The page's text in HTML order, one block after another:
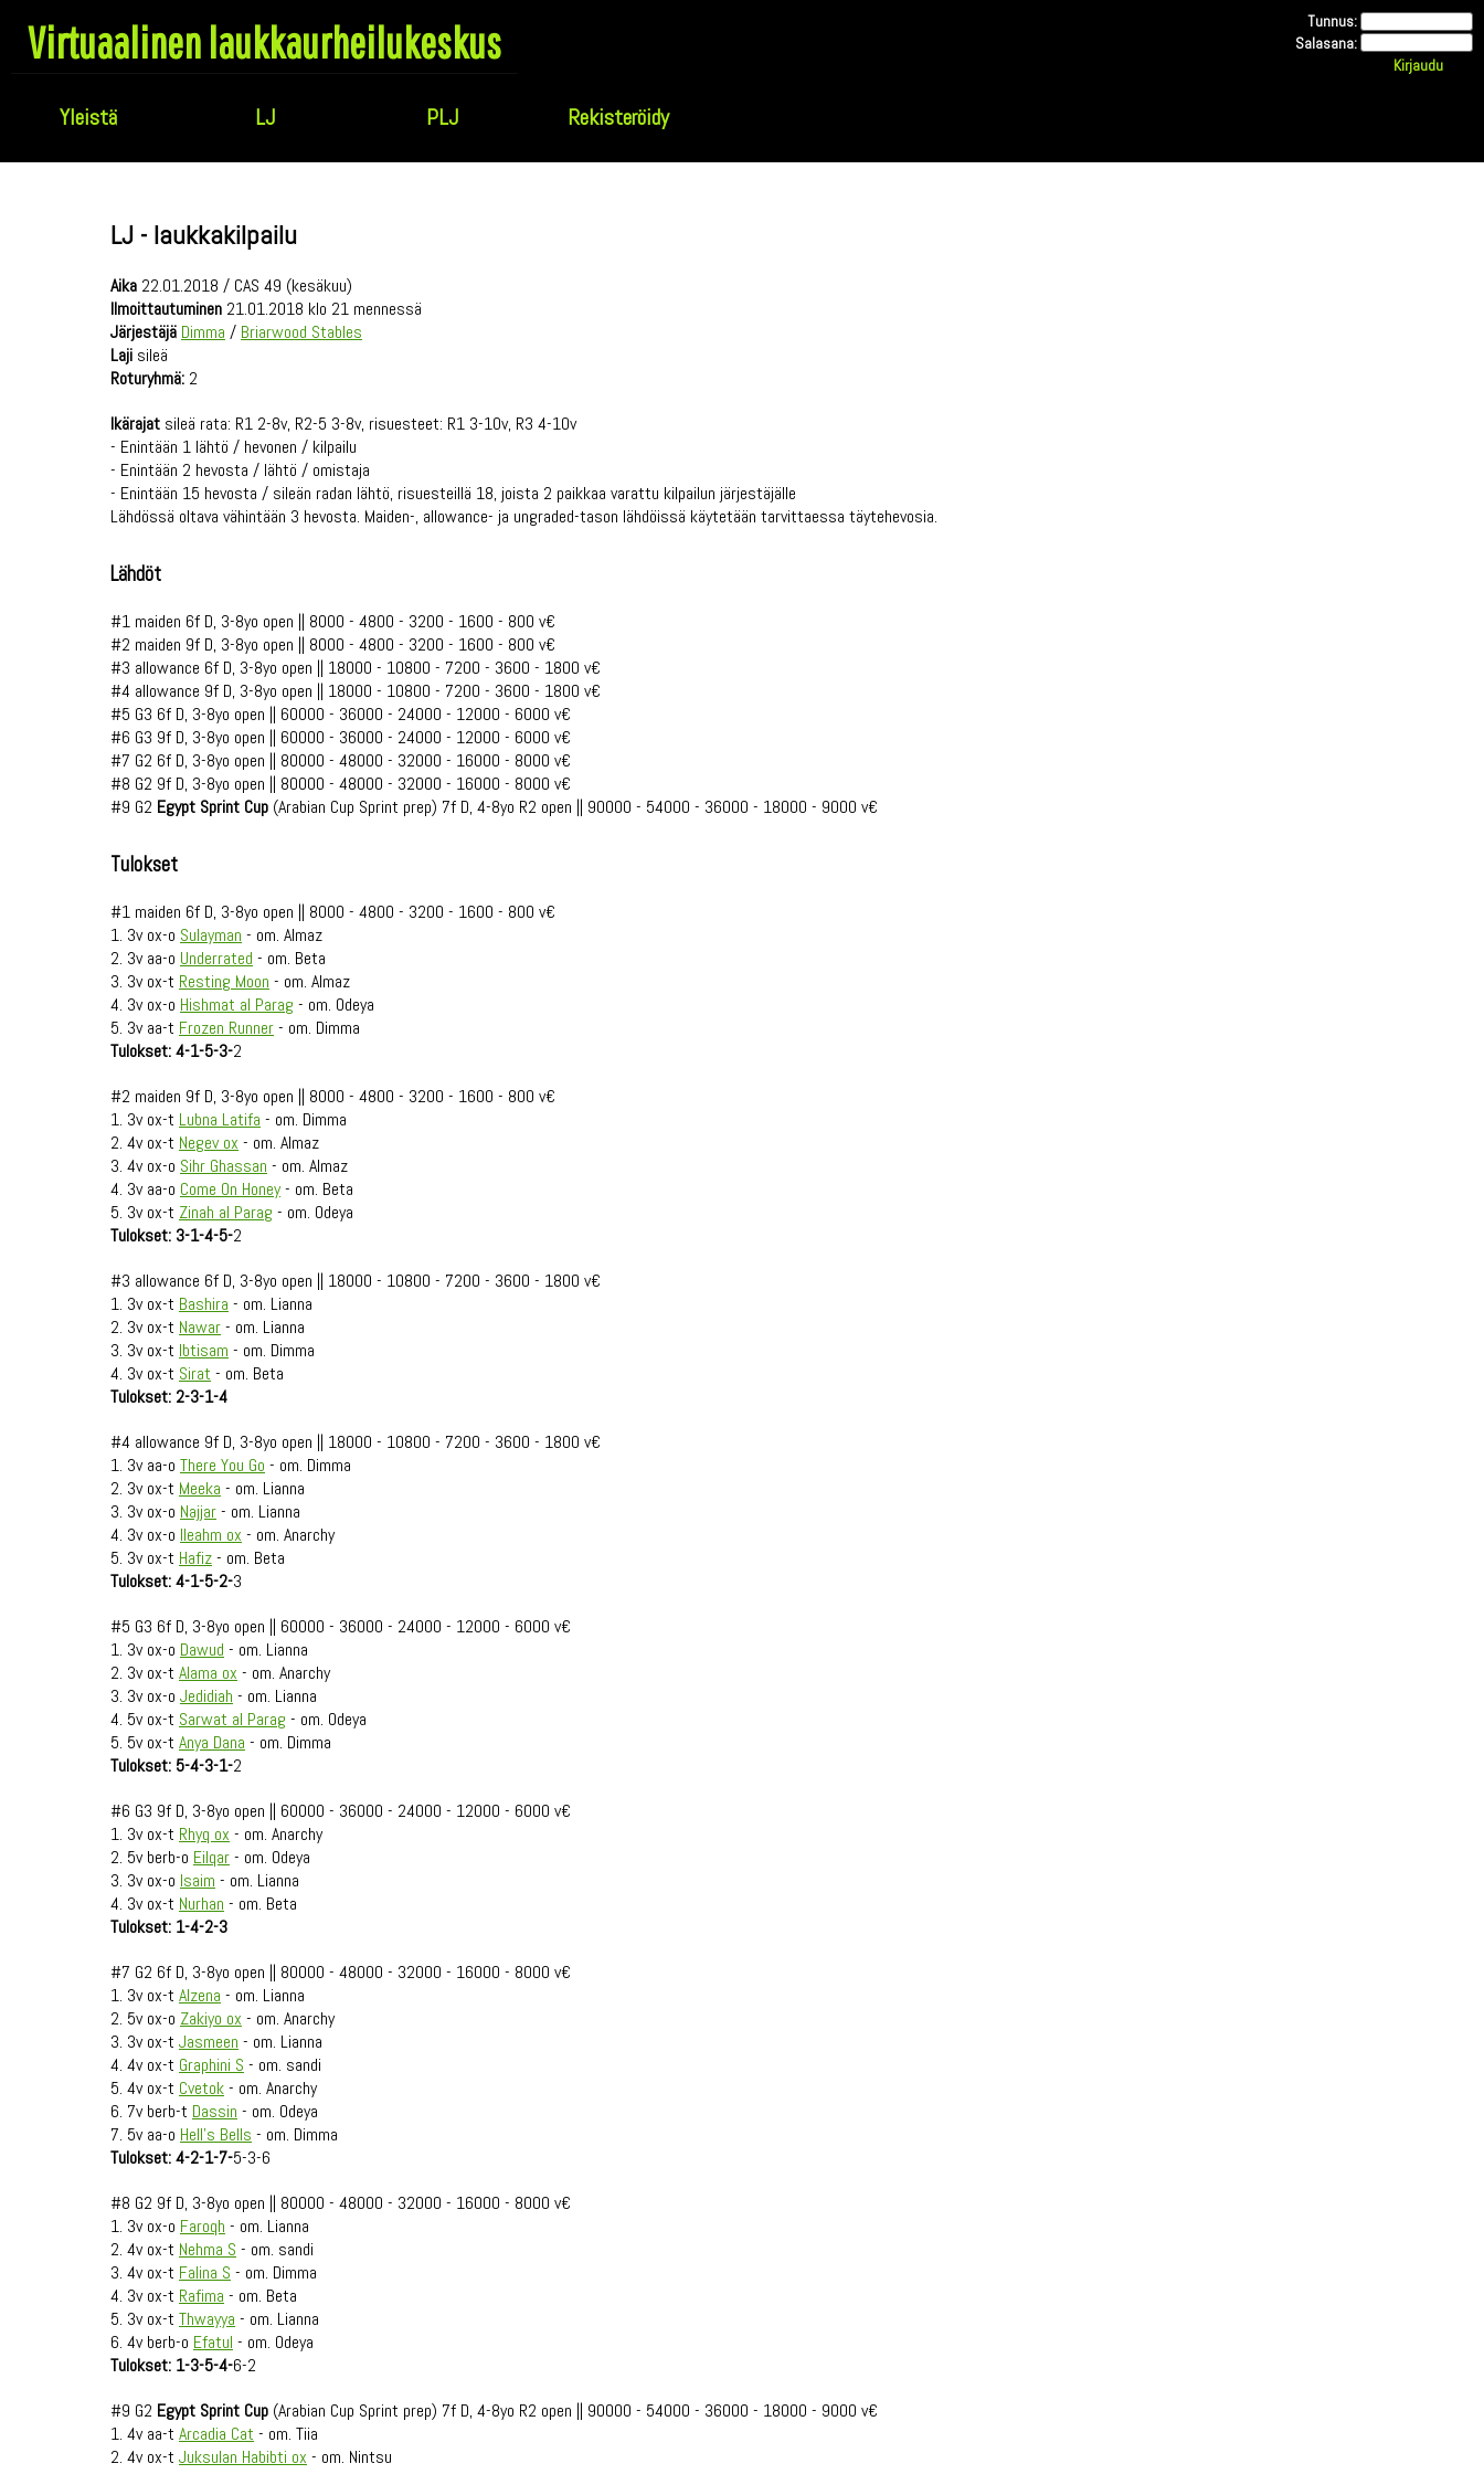
Virtuaalinen laukkaurheilukeskus
Yleistä LJ PLJ Rekisteröidy
Tunnus:
Salasana:
LJ - laukkakilpailu
Aika 22.01.2018 / CAS 49 (kesäkuu)
Ilmoittautuminen 21.01.2018 klo 21 mennessä
Järjestäjä Dimma / Briarwood Stables
Laji sileä
Roturyhmä: 2
Ikärajat sileä rata: R1 2-8v, R2-5 3-8v, risuesteet: R1 3-10v, R3 4-10v
- Enintään 1 lähtö / hevonen / kilpailu
- Enintään 2 hevosta / lähtö / omistaja
- Enintään 15 hevosta / sileän radan lähtö, risuesteillä 18, joista 2 paikkaa varattu kilpailun järjestäjälle
Lähdössä oltava vähintään 3 hevosta. Maiden-, allowance- ja ungraded-tason lähdöissä käytetään tarvittaessa täytehevosia.
Lähdöt
#1 maiden 6f D, 3-8yo open || 8000 - 4800 - 3200 - 1600 - 800 v€
#2 maiden 9f D, 3-8yo open || 8000 - 4800 - 3200 - 1600 - 800 v€
#3 allowance 6f D, 3-8yo open || 18000 - 10800 - 7200 - 3600 - 1800 v€
#4 allowance 9f D, 3-8yo open || 18000 - 10800 - 7200 - 3600 - 1800 v€
#5 G3 6f D, 3-8yo open || 60000 - 36000 - 24000 - 12000 - 6000 v€
#6 G3 9f D, 3-8yo open || 60000 - 36000 - 24000 - 12000 - 6000 v€
#7 G2 6f D, 3-8yo open || 80000 - 48000 - 32000 - 16000 - 8000 v€
#8 G2 9f D, 3-8yo open || 80000 - 48000 - 32000 - 16000 - 8000 v€
#9 G2 Egypt Sprint Cup (Arabian Cup Sprint prep) 7f D, 4-8yo R2 open || 90000 - 54000 - 36000 - 18000 - 9000 v€
Tulokset
#1 maiden 6f D, 3-8yo open || 8000 - 4800 - 3200 - 1600 - 800 v€
1. 3v ox-o Sulayman - om. Almaz
2. 3v aa-o Underrated - om. Beta
3. 3v ox-t Resting Moon - om. Almaz
4. 3v ox-o Hishmat al Parag - om. Odeya
5. 3v aa-t Frozen Runner- om. Dimma
Tulokset: 4-1-5-3-2
#2 maiden 9f D, 3-8yo open || 8000 - 4800 - 3200 - 1600 - 800 v€
1. 3v ox-t Lubna Latifa - om. Dimma
2. 4v ox-t Negev ox - om. Almaz
3. 4v ox-o Sihr Ghassan - om. Almaz
4. 3v aa-o Come On Honey- om. Beta
5. 3v ox-t Zinah al Parag - om. Odeya
Tulokset: 3-1-4-5-2
#3 allowance 6f D, 3-8yo open || 18000 - 10800 - 7200 - 3600 - 1800 v€
1. 3v ox-t Bashira - om. Lianna
2. 3v ox-t Nawar- om. Lianna
3. 3v ox-t Ibtisam - om. Dimma
4. 3v ox-t Sirat - om. Beta
Tulokset: 2-3-1-4
#4 allowance 9f D, 3-8yo open || 18000 - 10800 - 7200 - 3600 - 1800 v€
1. 3v aa-o There You Go - om. Dimma
2. 3v ox-t Meeka - om. Lianna
3. 3v ox-o Najjar- om. Lianna
4. 3v ox-o Ileahm ox - om. Anarchy
5. 3v ox-t Hafiz- om. Beta
Tulokset: 4-1-5-2-3
#5 G3 6f D, 3-8yo open || 60000 - 36000 - 24000 - 12000 - 6000 v€
1. 3v ox-o Dawud - om. Lianna
2. 3v ox-t Alama ox - om. Anarchy
3. 3v ox-o Jedidiah - om. Lianna
4. 5v ox-t Sarwat al Parag - om. Odeya
5. 5v ox-t Anya Dana - om. Dimma
Tulokset: 5-4-3-1-2
#6 G3 9f D, 3-8yo open || 60000 - 36000 - 24000 - 12000 - 6000 v€
1. 3v ox-t Rhyq ox - om. Anarchy
2. 5v berb-o Eilqar- om. Odeya
3. 3v ox-o Isaim - om. Lianna
4. 3v ox-t Nurhan - om. Beta
Tulokset: 1-4-2-3
#7 G2 6f D, 3-8yo open || 80000 - 48000 - 32000 - 16000 - 8000 v€
1. 3v ox-t Alzena - om. Lianna
2. 5v ox-o Zakiyo ox - om. Anarchy
3. 3v ox-t Jasmeen - om. Lianna
4. 4v ox-t Graphini S - om. sandi
5. 4v ox-t Cvetok- om. Anarchy
6. 7v berb-t Dassin - om. Odeya
7. 5v aa-o Hell's Bells - om. Dimma
Tulokset: 4-2-1-7-5-3-6
#8 G2 9f D, 3-8yo open || 80000 - 48000 - 32000 - 16000 - 8000 v€
1. 3v ox-o Faroqh - om. Lianna
2. 4v ox-t Nehma S - om. sandi
3. 4v ox-t Falina S - om. Dimma
4. 3v ox-t Rafima - om. Beta
5. 3v ox-t Thwayya - om. Lianna
6. 4v berb-o Efatul - om. Odeya
Tulokset: 1-3-5-4-6-2
#9 G2 Egypt Sprint Cup (Arabian Cup Sprint prep) 7f D, 4-8yo R2 open || 90000 - 54000 - 36000 - 18000 - 9000 v€
1. 4v aa-t Arcadia Cat - om. Tiia
2. 4v ox-t Juksulan Habibti ox - om. Nintsu